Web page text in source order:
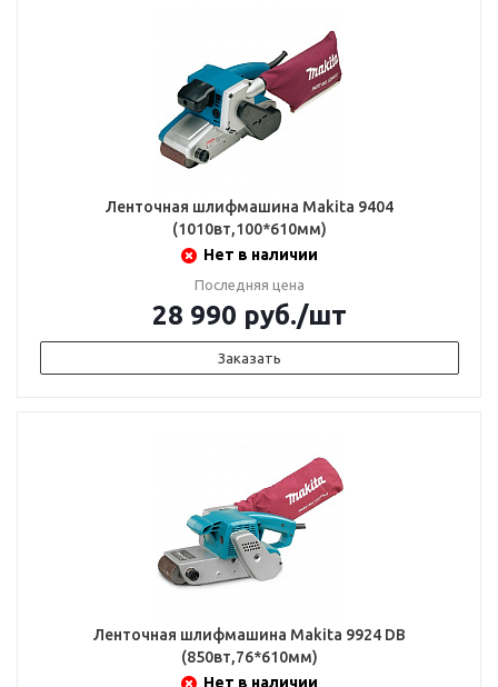
Ленточная шлифмашина Makita 9404
(1010вт,100*610мм)
Нет в наличии
Последняя цена
28 990 руб./шт
Заказать
Ленточная шлифмашина Makita 9924 DB
(850вт,76*610мм)
Нет в наличии